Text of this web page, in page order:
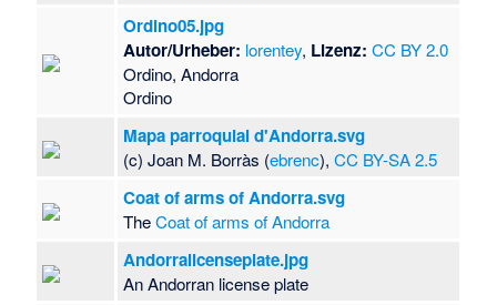
Ordino05.jpg
Autor/Urheber: lorentey, Lizenz: CC BY 2.0
Ordino, Andorra
Ordino
Mapa parroquial d'Andorra.svg
(c) Joan M. Borràs (ebrenc),CC BY-SA 2.5
Coat of arms of Andorra.svg
TheCoat of arms of Andorra
Andorralicenseplate.jpg
An Andorran license plate